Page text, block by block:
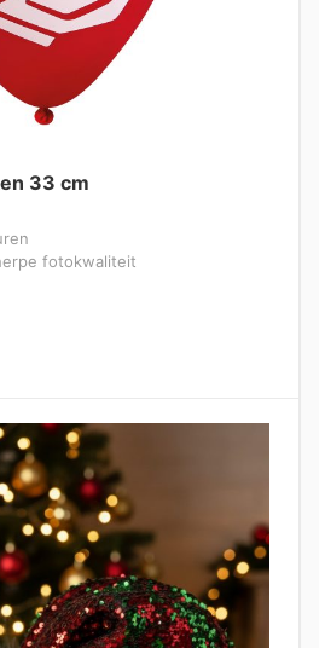
33 cm
fotokwaliteit